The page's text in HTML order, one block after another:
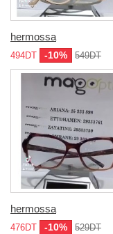
hermossa
494DT -10% 549DT
hermossa
476DT -10% 529DT